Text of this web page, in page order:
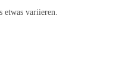
etwas variieren.